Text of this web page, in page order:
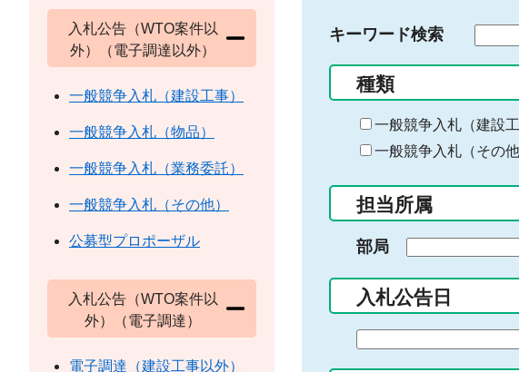
キーワード検索
る
キ
ー
ー
入
力
種類
一般競争入札（建設工
一般競争入札（その他
担当所属
部局
入札公告日
入札公告（WTO案件以
外）（電子調達以外）
一般競争入札（建設工事）
一般競争入札（物品）
一般競争入札（業務委託）
一般競争入札（その他）
公募型プロポーザル
入札公告（WTO案件以
外）（電子調達）
電子調達（建設工事以外）